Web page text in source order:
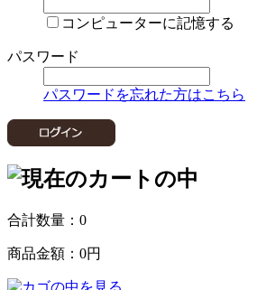
コンピューターに記憶する
パスワード
パスワードを忘れた方はこちら
合計数量： 0
商品金額： 0円